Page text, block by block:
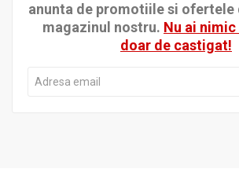
anunta de promotiile si ofertele
magazinul nostru. Nu ai
doar de castigat!